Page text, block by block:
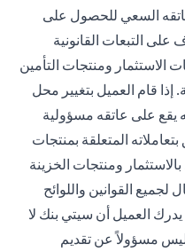
السعي للحصول على
التبعات القانونية
الاستثمار ومنتجات التأمين
إذا قام العميل بتغيير محل
يقع على عاتقه مسؤولية
المتعلقة بمنتجات
ومنتجات الخزينة
لجميع القوانين واللوائح
يدرك العميل أن سيتي بنك لا
مسؤولاً عن تقديم